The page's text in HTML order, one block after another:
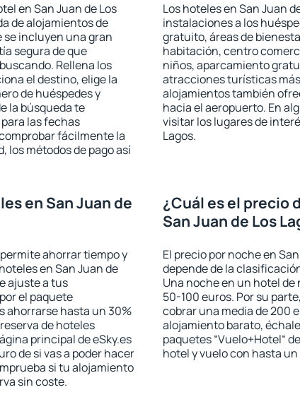
en San Juan de Los
de alojamientos de
se incluyen una gran
segura de que
Rellena los
el destino, elige la
de huéspedes y
la búsqueda te
las fechas
fácilmente la
los métodos de pago así
Los hoteles en San Juan
instalaciones a los
gratuito, áreas de
habitación, centro
niños, aparcamiento
atracciones turísticas
alojamientos también
hacia el aeropuerto. En
visitar los lugares de
Lagos.
en San Juan de
ahorrar tiempo y
en San Juan de
ajuste a tus
el paquete
ahorrarse hasta un 30%
de hoteles
principal de eSky.es
de si vas a poder hacer
si tu alojamiento
sin coste.
¿Cuál es el precio
San Juan de Los
El precio por noche en
depende de la
Una noche en un hotel
50-100 euros. Por su
cobrar una media de 200
alojamiento barato,
paquetes “Vuelo+Hotel“
hotel y vuelo con hasta